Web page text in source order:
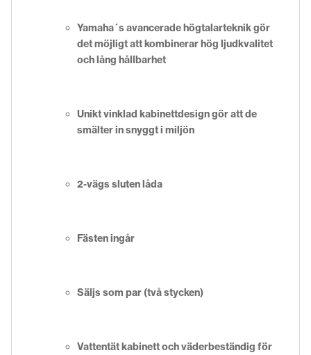
Yamaha´s avancerade högtalarteknik gör
det möjligt att kombinerar hög ljudkvalitet
och lång hållbarhet
Unikt vinklad kabinettdesign gör att de
smälter in snyggt i miljön
2-vägs sluten låda
Fästen ingår
Säljs som par (två stycken)
Vattentät kabinett och väderbeständig för